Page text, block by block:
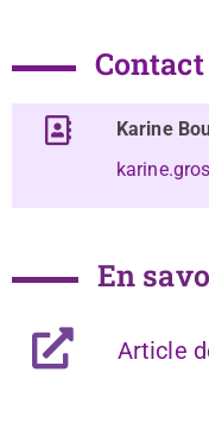
Contact
Karine
En
Article